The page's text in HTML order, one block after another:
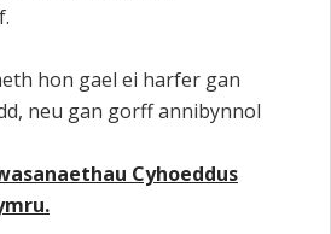
hon gael ei harfer gan
neu gan gorff annibynnol
Cyhoeddus